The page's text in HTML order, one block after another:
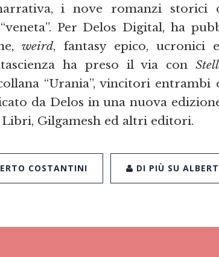
i nove romanzi storici
Per Delos Digital, ha
weird, fantasy epico, ucronici
ha preso il via con
“Urania”, vincitori entrambi
da Delos in una nuova
Gilgamesh ed altri editori.
COSTANTINI DI PIÙ SU